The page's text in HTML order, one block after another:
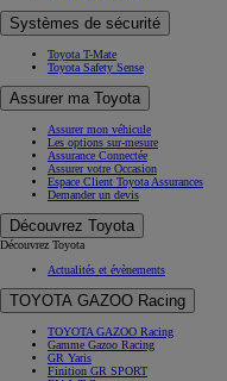
Systèmes de sécurité
Toyota T-Mate
Toyota Safety Sense
Assurer ma Toyota
Assurer mon véhicule
Les options sur-mesure
Assurance Connectée
Assurer votre Occasion
Espace Client Toyota Assurances
Demander un devis
Découvrez Toyota
Découvrez Toyota
Actualités et évènements
TOYOTA GAZOO Racing
TOYOTA GAZOO Racing
Gamme Gazoo Racing
GR Yaris
Finition GR SPORT